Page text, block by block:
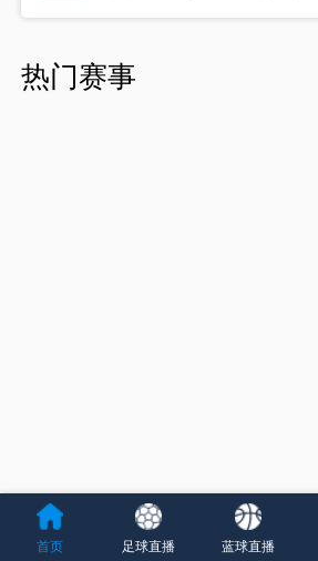
热门赛事
首页 足球直播 蓝球直播